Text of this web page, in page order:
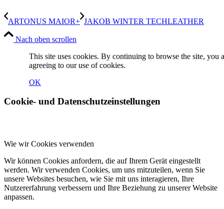
ARTONUS MAIOR+ JAKOB WINTER TECHLEATHER
Nach oben scrollen
This site uses cookies. By continuing to browse the site, you
agreeing to our use of cookies.
OK
Cookie- und Datenschutzeinstellungen
Wie wir Cookies verwenden
Wir können Cookies anfordern, die auf Ihrem Gerät eingestellt
werden. Wir verwenden Cookies, um uns mitzuteilen, wenn Sie
unsere Websites besuchen, wie Sie mit uns interagieren, Ihre
Nutzererfahrung verbessern und Ihre Beziehung zu unserer Website
anpassen.